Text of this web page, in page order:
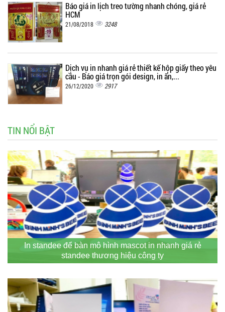
Báo giá in lịch treo tường nhanh chóng, giá rẻ
HCM
21/08/2018 3248
Dịch vụ in nhanh giá rẻ thiết kế hộp giấy theo yêu
cầu - Báo giá trọn gói design, in ấn,...
26/12/2020 2917
TIN NỔI BẬT
In standee để bàn mô hình mascot in nhanh giá rẻ
standee thương hiệu công ty